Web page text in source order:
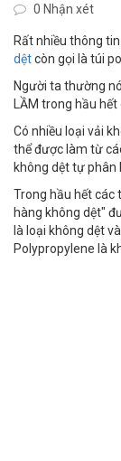
0 Nhận xét
Rất nhiều thông
dệtcòn gọi là túi
Người ta thường
LẦM trong hầu
Có nhiều loại vải
thể được làm từ
không dệt tự phân
Trong hầu hết các
hàng không dệt"
là loại không dệt
Polypropylene là